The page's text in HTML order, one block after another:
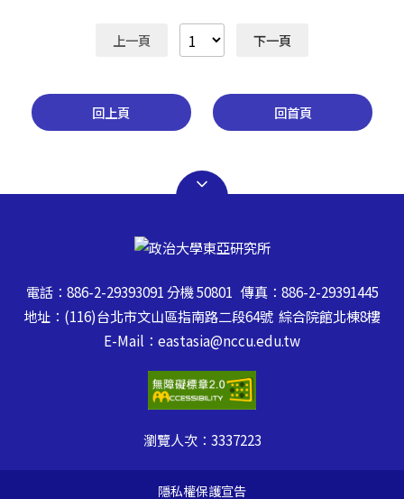
上一頁 下一頁
回上頁 回首頁
電話：886-2-29393091 分機 50801 傳真：886-2-29391445
地址：(116)台北市文山區指南路二段64號 綜合院館北棟8樓
E-Mail：eastasia@nccu.edu.tw
瀏覽人次： 3337223
隱私權保護宣告